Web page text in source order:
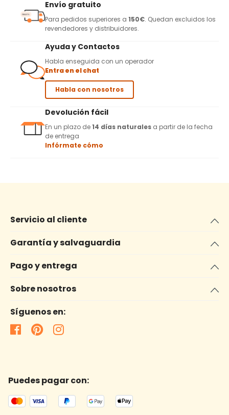
Envío gratuito
Para pedidos superiores a 150€. Quedan excluidos los
revendedores y distribuidores.
Ayuda y Contactos
Habla enseguida con un operador
Entra en el chat
Habla con nosotros
Devolución fácil
En un plazo de14 días naturales a partir de la fecha
de entrega
Infórmate cómo
Servicio al cliente
Garantía y salvaguardia
Pago y entrega
Sobre nosotros
Síguenos en:
Puedes pagar con: